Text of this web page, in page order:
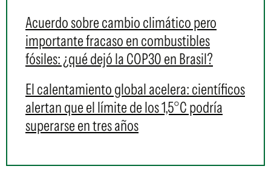
Acuerdo sobre cambio climático pero
importante fracaso en combustibles
fósiles: ¿qué dejó la COP30 en Brasil?
El calentamiento global acelera: científicos
alertan que el límite de los 1,5°C podría
superarse en tres años